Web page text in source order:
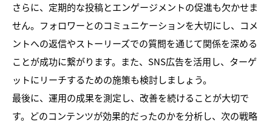
さらに、定期的な投稿とエンゲージメントの促進も欠かせま
せん。フォロワーとのコミュニケーションを大切にし、コメ
ントへの返信やストーリーズでの質問を通じて関係を深める
ことが成功に繋がります。また、SNS広告を活用し、ターゲ
ットにリーチするための施策も検討しましょう。
最後に、運用の成果を測定し、改善を続けることが大切で
す。どのコンテンツが効果的だったのかを分析し、次の戦略